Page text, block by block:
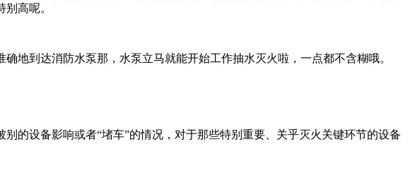
高呢。
地到达消防水泵那，水泵立马就能开始工作抽水灭火啦，一点都不含糊哦。
的设备影响或者“堵车”的情况，对于那些特别重要、关乎灭火关键环节的设备